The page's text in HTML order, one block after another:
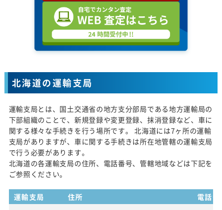
北海道の運輸支局
運輸支局とは、国土交通省の地方支分部局である地方運輸局の
下部組織のことで、新規登録や変更登録、抹消登録など、車に
関する様々な手続きを行う場所です。 北海道には7ヶ所の運輸
支局がありますが、車に関する手続きは所在地管轄の運輸支局
で行う必要があります。
北海道の各運輸支局の住所、電話番号、管轄地域などは下記を
ご参照ください。
運輸支局 住所 電話